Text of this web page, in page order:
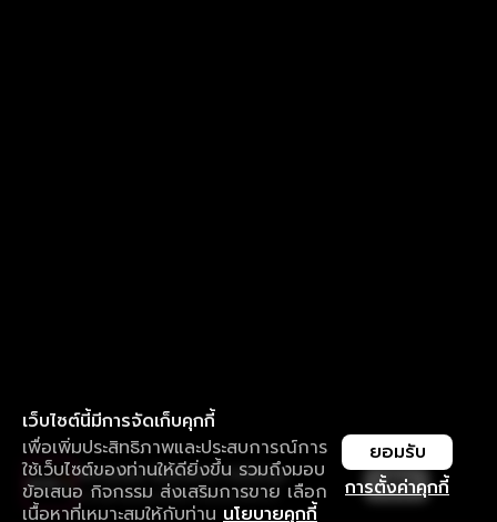
เว็บไซต์นี้มีการจัดเก็บคุกกี้
เพื่อเพิ่มประสิทธิภาพและประสบการณ์การ
ใช้เว็บไซต์ของท่านให้ดียิ่งขึ้น รวมถึงมอบ
ข้อเสนอ กิจกรรม ส่งเสริมการขาย เลือก
เนื้อหาที่เหมาะสมให้กับท่าน นโยบายคุกกี้
การตั้งค่าคุกกี้
ยอมรับ
ใช้งานแอป ลื่นไหลกว่า ไม่มีสะดุด
ดาวน์โหลดแอปเพื่อการรับชมที่ดีกว่า เปิด